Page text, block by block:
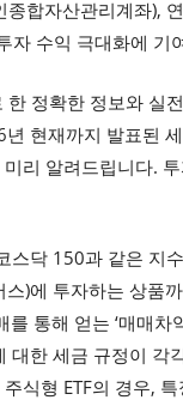
종합자산관리계좌),
자 수익 극대화에 기
정확한 정보와 실
현재까지 발표된
리 알려드립니다.
스닥 150과 같은 지
)에 투자하는 상품
통해 얻는 ‘매매
대한 세금 규정이
식형 ETF의 경우,